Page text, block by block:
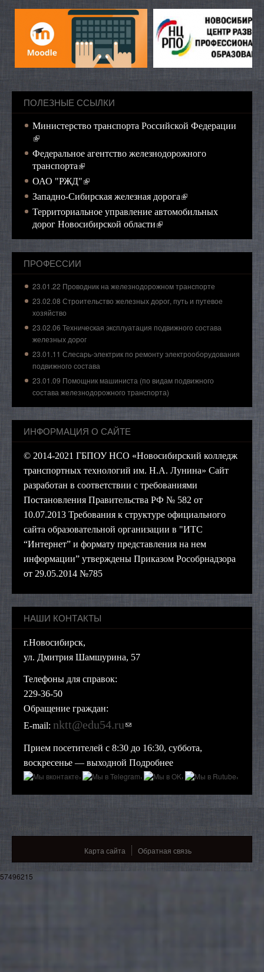
ПОЛЕЗНЫЕ ССЫЛКИ
Министерство транспорта Российской Федерации
(внешняя ссылка)
Федеральное агентство железнодорожного
транспорта(внешняя ссылка)
ОАО "РЖД"(внешняя ссылка)
Западно-Сибирская железная дорога(внешняя ссылка)
Территориальное управление автомобильных
дорог Новосибирской области(внешняя ссылка)
ПРОФЕССИИ
23.01.22 Проводник на железнодорожном транспорте
23.02.08 Строительство железных дорог, путь и путевое
хозяйство
23.02.06 Техническая эксплуатация подвижного состава
железных дорог
23.01.11 Слесарь-электрик по ремонту электрооборудования
подвижного состава
23.01.09 Помощник машиниста (по видам подвижного
состава железнодорожного транспорта)
ИНФОРМАЦИЯ О САЙТЕ
© 2014-2021 ГБПОУ НСО «Новосибирский колледж
транспортных технологий им. Н.А. Лунина» Сайт
разработан в соответствии с требованиями
Постановления Правительства РФ № 582 от
10.07.2013 Требования к структуре официального
сайта образовательной организации в "ИТС
“Интернет” и формату представления на нем
информации” утверждены Приказом Рособрнадзора
от 29.05.2014 №785
НАШИ КОНТАКТЫ
г.Новосибирск,
ул. Дмитрия Шамшурина, 57
Телефоны для справок:
229-36-50
Обращение граждан:
E-mail: nktt@edu54.ru(ссылка для отправки
email)
Прием посетителей с 8:30 до 16:30, суббота,
воскресенье — выходной Подробнее
,
, , ,
Вернуться в начало
Карта сайта Обратная связь
57496215